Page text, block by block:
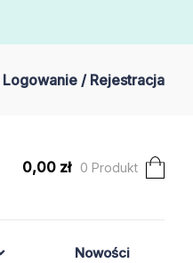
Logowanie / Rejestracja
0,00 zł 0 Produkt
Nowości